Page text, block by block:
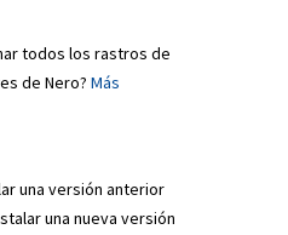
todos los rastros de
de Nero? Más
una versión anterior
una nueva versión